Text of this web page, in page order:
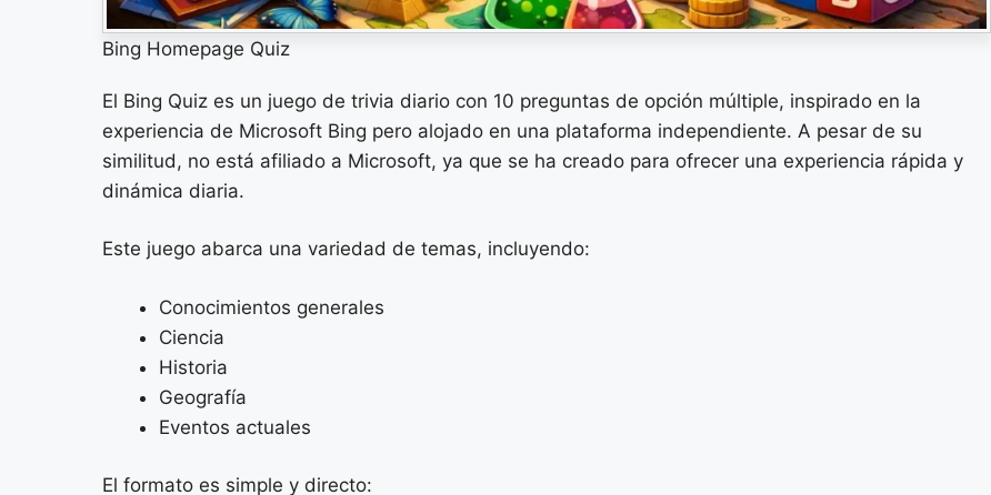
Bing Homepage Quiz
El Bing Quiz es un juego de trivia diario con 10 preguntas de opción múltiple, inspirado en la
experiencia de Microsoft Bing pero alojado en una plataforma independiente. A pesar de su
similitud, no está afiliado a Microsoft, ya que se ha creado para ofrecer una experiencia rápida y
dinámica diaria.
Este juego abarca una variedad de temas, incluyendo:
Conocimientos generales
Ciencia
Historia
Geografía
Eventos actuales
El formato es simple y directo: